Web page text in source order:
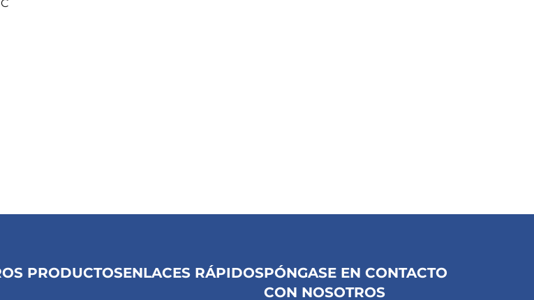
PRODUCTOSENLACES RÁPIDOSPÓNGASE EN CONTACTO
CON NOSOTROS